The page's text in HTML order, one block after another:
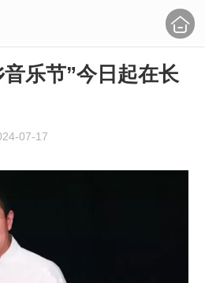
乐节”今日起在长
07-17